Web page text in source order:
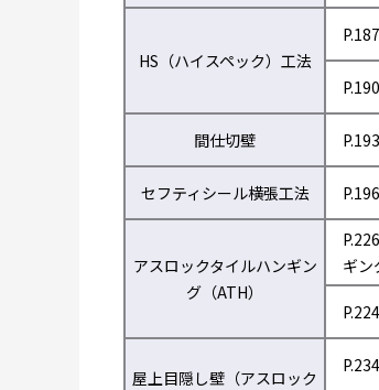
HS（ハイスペック）工法
間仕切壁
セフティシール横張工法
アスロックタイルハンギン
グ（ATH）
ギン
屋上目隠し壁（アスロック